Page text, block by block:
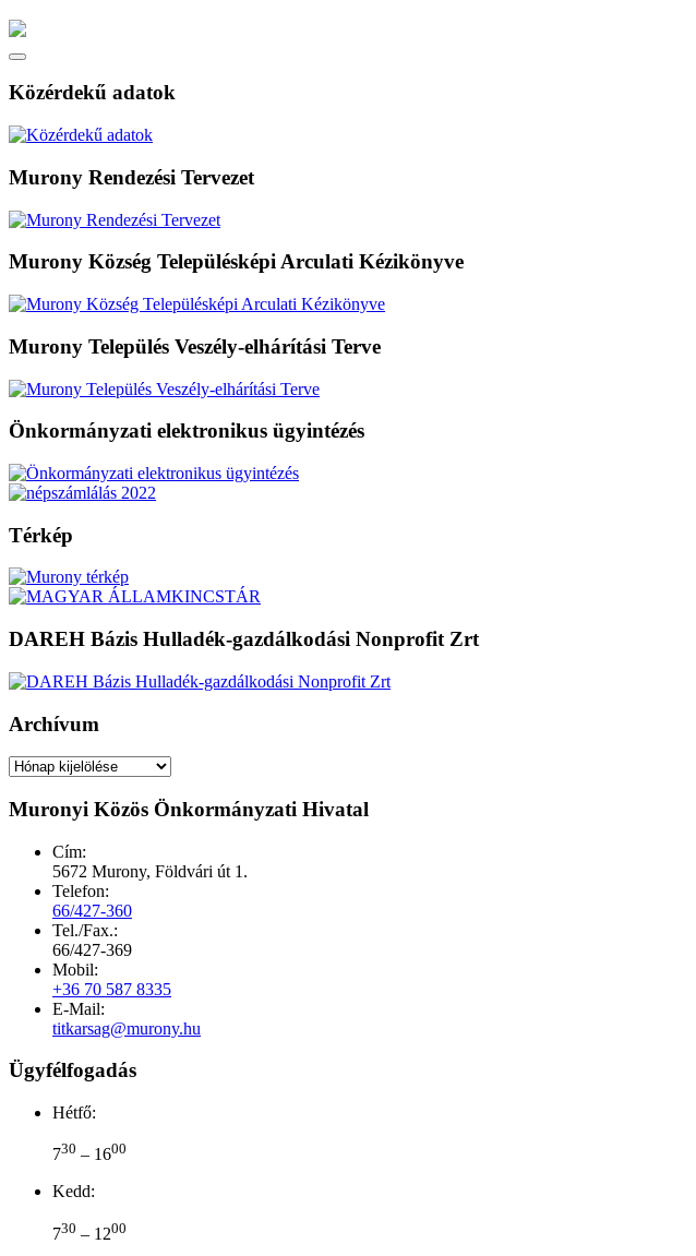
Közérdekű adatok
Murony Rendezési Tervezet
Murony Község Településképi Arculati Kézikönyve
Murony Település Veszély-elhárítási Terve
Önkormányzati elektronikus ügyintézés
Térkép
DAREH Bázis Hulladék-gazdálkodási Nonprofit Zrt
Archívum
Archívum
Muronyi Közös Önkormányzati Hivatal
Cím:
5672 Murony, Földvári út 1.
Telefon:
66/427-360
Tel./Fax.:
66/427-369
Mobil:
+36 70 587 8335
E-Mail:
titkarsag@murony.hu
Ügyfélfogadás
Hétfő:
730 – 1600
Kedd:
730 – 1200